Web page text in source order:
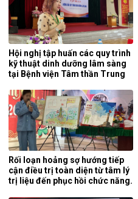
Hội nghị tập huấn các quy trình
kỹ thuật dinh dưỡng lâm sàng
tại Bệnh viện Tâm thần Trung
Rối loạn hoảng sợ hướng tiếp
cận điều trị toàn diện từ tâm lý
trị liệu đến phục hồi chức năng.